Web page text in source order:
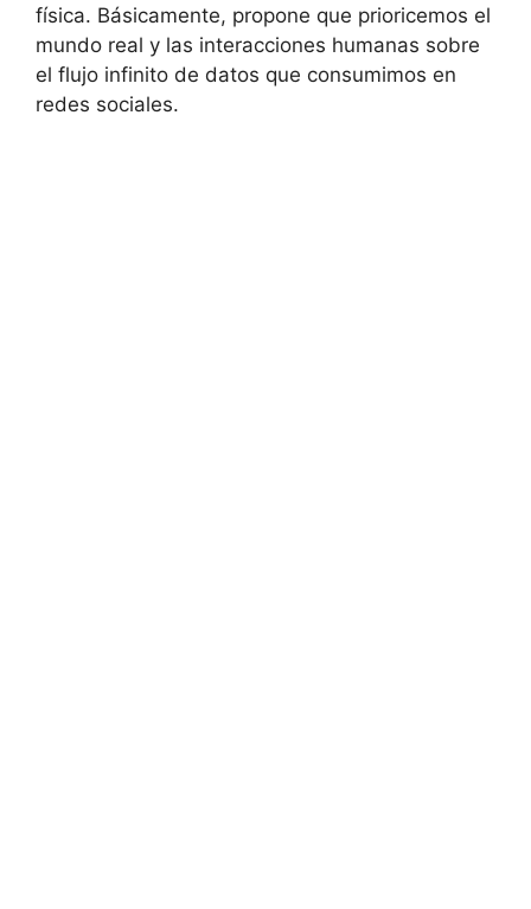
física. Básicamente, propone que prioricemos el
mundo real y las interacciones humanas sobre
el flujo infinito de datos que consumimos en
redes sociales.